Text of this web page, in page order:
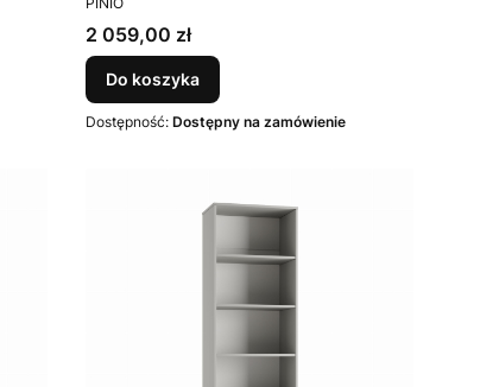
Cena
2 059,00 zł
Do koszyka
Dostępność: Dostępny na zamówienie